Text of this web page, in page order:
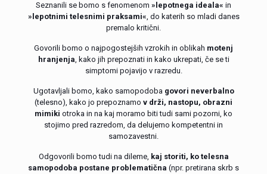
Seznanili se bomo s fenomenom »lepotnega ideala« in
»lepotnimi telesnimi praksami«, do katerih so mladi danes
premalo kritični.
Govorili bomo o najpogostejših vzrokih in oblikah motenj
hranjenja, kako jih prepoznati in kako ukrepati, če se ti
simptomi pojavijo v razredu.
Ugotavljali bomo, kako samopodoba govori neverbalno
(telesno), kako jo prepoznamo v drži, nastopu, obrazni
mimiki otroka in na kaj moramo biti tudi sami pozorni, ko
stojimo pred razredom, da delujemo kompetentni in
samozavestni.
Odgovorili bomo tudi na dileme, kaj storiti, ko telesna
samopodoba postane problematična (npr. pretirana skrb s